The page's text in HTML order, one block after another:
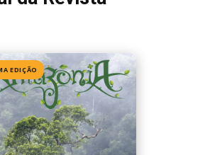
Edição 155· Julho 2026
📖 Ler agora